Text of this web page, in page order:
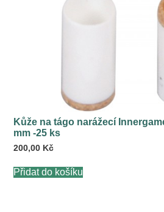
Kůže na tágo narážecí
mm -25 ks
200,00 Kč
Přidat do košíku